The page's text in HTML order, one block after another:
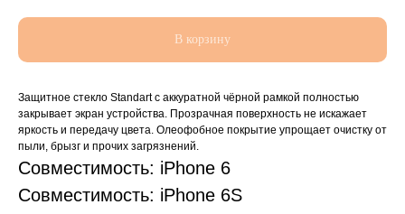
В корзину
Защитное стекло Standart с аккуратной чёрной рамкой полностью
закрывает экран устройства. Прозрачная поверхность не искажает
яркость и передачу цвета. Олеофобное покрытие упрощает очистку от
пыли, брызг и прочих загрязнений.
Совместимость: iPhone 6
Совместимость: iPhone 6S